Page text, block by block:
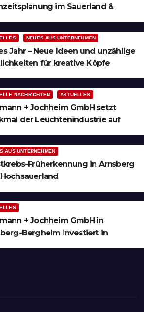
im Sauerland &
NEUES AUS UNTERNEHMEN
Jahr – Neue Ideen und unzählige
für kreative Köpfe
NACHRICHTEN AKTUELLES
+ Jochheim GmbH setzt
der Leuchtenindustrie auf
AUS UNTERNEHMEN
Früherkennung in Arnsberg
+ Jochheim GmbH in
Bergheim investiert in